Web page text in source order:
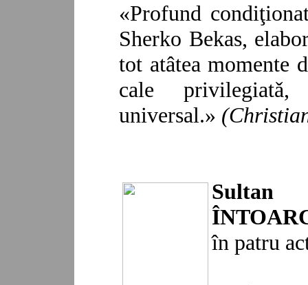
«Profund
Sherko Bekas,
tot atâtea momente
cale
universal.»
Sultan
în patru